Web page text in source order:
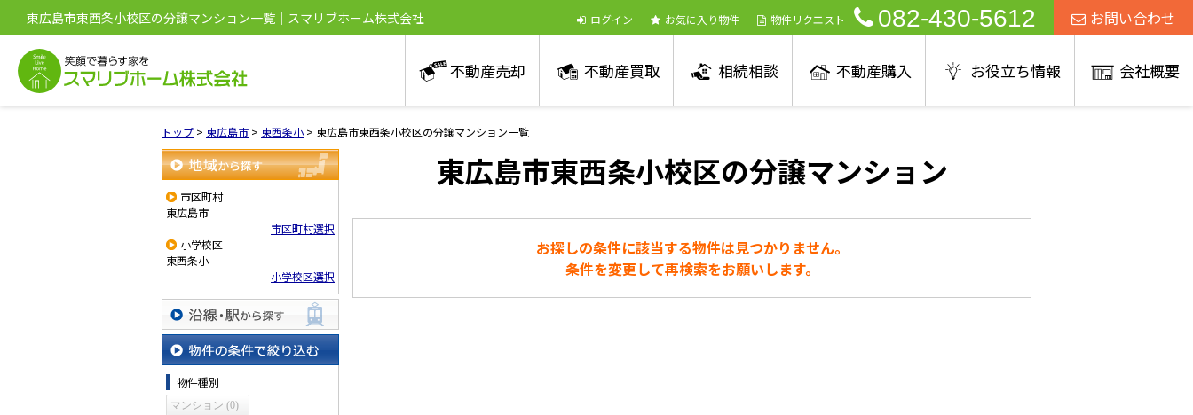
東広島市東西条小校区の分譲マンション一覧｜スマリブホーム株式会社 ログイン お気に入り物件 物件リクエスト 082-430-5612 お問い合わせ
不動産売却 不動産買取 相続相談 不動産購入 お役立ち情報 会社概要
トップ > 東広島市 > 東西条小 > 東広島市東西条小校区の分譲マンション一覧
地域から探す
市区町村
東広島市
市区町村選択
小学校区
東西条小
小学校区選択
沿線・駅から探す
物件の条件で絞り込む
物件種別
マンション (0)
東広島市東西条小校区の分譲マンション
お探しの条件に該当する物件は見つかりません。
条件を変更して再検索をお願いします。